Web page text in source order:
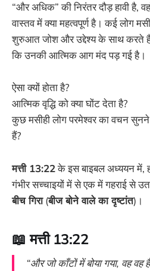
“और अधिक” की निरंतर दौड़ हावी है,
वास्तव में क्या महत्वपूर्ण है। कई लोग
शुरुआत जोश और उद्देश्य के साथ करते
कि उनकी आत्मिक आग मंद पड़ गई है।
ऐसा क्यों होता है?
आत्मिक वृद्धि को क्या घोंट देता है?
कुछ मसीही लोग परमेश्वर का वचन
हैं?
मत्ती 13:22के इस बाइबल अध्ययन में,
गंभीर सच्चाइयों में से एक में गहराई से
बीच गिरा(बीज बोने वाले का दृष्टांत)।
📖 मत्ती 13:22
“और जो काँटों में बोया गया, वह